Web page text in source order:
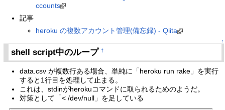
ccounts
記事
heroku の複数アカウント管理(備忘録) - Qiita
↑
shell script中のループ†
data.csv が複数行ある場合、単純に「heroku run rake」を実行
すると1行目を処理して止まる。
これは、stdinがherokuコマンドに取られるためのようだ。
対策として「< /dev/null」を足している